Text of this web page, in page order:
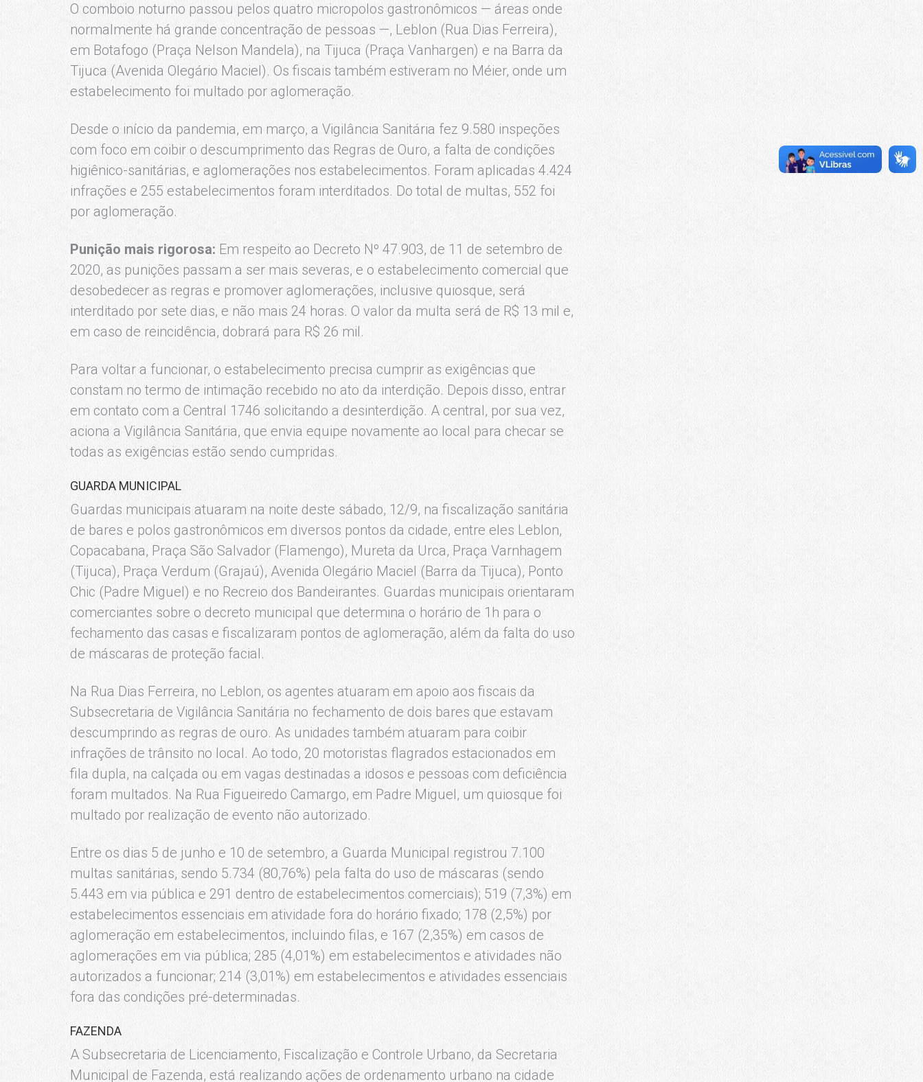
O comboio noturno passou pelos quatro micropolos gastronômicos — áreas onde
normalmente há grande concentração de pessoas —, Leblon (Rua Dias Ferreira),
em Botafogo (Praça Nelson Mandela), na Tijuca (Praça Vanhargen) e na Barra da
Tijuca (Avenida Olegário Maciel). Os fiscais também estiveram no Méier, onde um
estabelecimento foi multado por aglomeração.
Desde o início da pandemia, em março, a Vigilância Sanitária fez 9.580 inspeções
com foco em coibir o descumprimento das Regras de Ouro, a falta de condições
higiênico-sanitárias, e aglomerações nos estabelecimentos. Foram aplicadas 4.424
infrações e 255 estabelecimentos foram interditados. Do total de multas, 552 foi
por aglomeração.
Punição mais rigorosa: Em respeito ao Decreto Nº 47.903, de 11 de setembro de
2020, as punições passam a ser mais severas, e o estabelecimento comercial que
desobedecer as regras e promover aglomerações, inclusive quiosque, será
interditado por sete dias, e não mais 24 horas. O valor da multa será de R$ 13 mil e,
em caso de reincidência, dobrará para R$ 26 mil.
Para voltar a funcionar, o estabelecimento precisa cumprir as exigências que
constam no termo de intimação recebido no ato da interdição. Depois disso, entrar
em contato com a Central 1746 solicitando a desinterdição. A central, por sua vez,
aciona a Vigilância Sanitária, que envia equipe novamente ao local para checar se
todas as exigências estão sendo cumpridas.
GUARDA MUNICIPAL
Guardas municipais atuaram na noite deste sábado, 12/9, na fiscalização sanitária
de bares e polos gastronômicos em diversos pontos da cidade, entre eles Leblon,
Copacabana, Praça São Salvador (Flamengo), Mureta da Urca, Praça Varnhagem
(Tijuca), Praça Verdum (Grajaú), Avenida Olegário Maciel (Barra da Tijuca), Ponto
Chic (Padre Miguel) e no Recreio dos Bandeirantes. Guardas municipais orientaram
comerciantes sobre o decreto municipal que determina o horário de 1h para o
fechamento das casas e fiscalizaram pontos de aglomeração, além da falta do uso
de máscaras de proteção facial.
Na Rua Dias Ferreira, no Leblon, os agentes atuaram em apoio aos fiscais da
Subsecretaria de Vigilância Sanitária no fechamento de dois bares que estavam
descumprindo as regras de ouro. As unidades também atuaram para coibir
infrações de trânsito no local. Ao todo, 20 motoristas flagrados estacionados em
fila dupla, na calçada ou em vagas destinadas a idosos e pessoas com deficiência
foram multados. Na Rua Figueiredo Camargo, em Padre Miguel, um quiosque foi
multado por realização de evento não autorizado.
Entre os dias 5 de junho e 10 de setembro, a Guarda Municipal registrou 7.100
multas sanitárias, sendo 5.734 (80,76%) pela falta do uso de máscaras (sendo
5.443 em via pública e 291 dentro de estabelecimentos comerciais); 519 (7,3%) em
estabelecimentos essenciais em atividade fora do horário fixado; 178 (2,5%) por
aglomeração em estabelecimentos, incluindo filas, e 167 (2,35%) em casos de
aglomerações em via pública; 285 (4,01%) em estabelecimentos e atividades não
autorizados a funcionar; 214 (3,01%) em estabelecimentos e atividades essenciais
fora das condições pré-determinadas.
FAZENDA
A Subsecretaria de Licenciamento, Fiscalização e Controle Urbano, da Secretaria
Municipal de Fazenda, está realizando ações de ordenamento urbano na cidade